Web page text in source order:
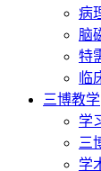
病
脑
特
临
三博教学
学
三
学